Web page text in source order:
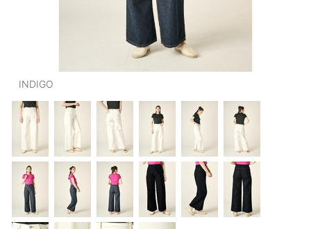
PANTS/SKIRT : パンツ・スカート
TOPS : トップス
OUTERS : アウター
OUTLET : アウトレット
MENS : メンズ
LADIES : レディース
INDIGO